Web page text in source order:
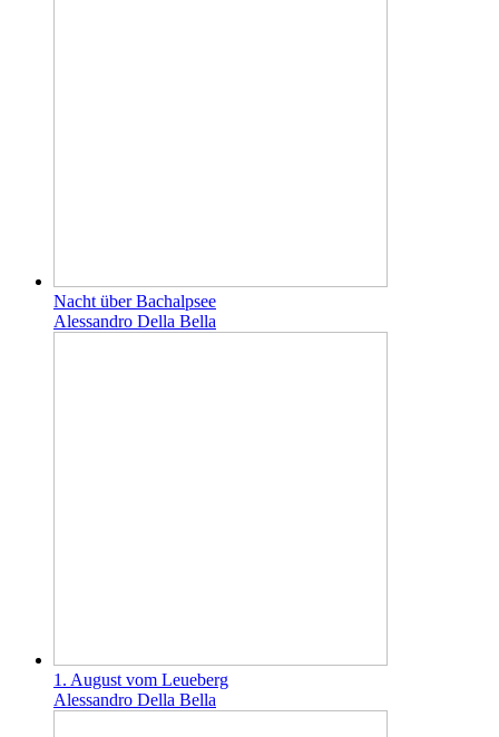
Nacht über Bachalpsee
Alessandro Della Bella
1. August vom Leueberg
Alessandro Della Bella